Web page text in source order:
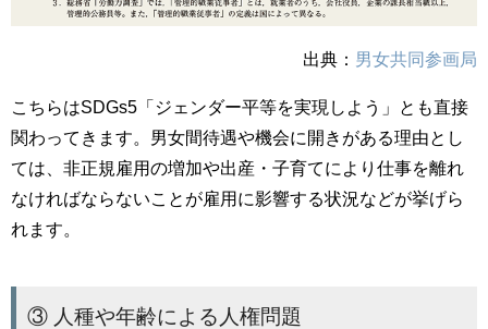
出典： 男女共同参画局
こちらはSDGs5「ジェンダー平等を実現しよう」とも直接
関わってきます。男女間待遇や機会に開きがある理由とし
ては、非正規雇用の増加や出産・子育てにより仕事を離れ
なければならないことが雇用に影響する状況などが挙げら
れます。
③ 人種や年齢による人権問題